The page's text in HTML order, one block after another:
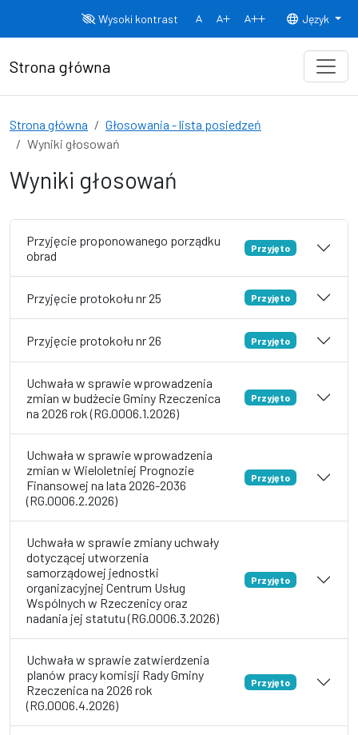
Wysoki kontrast
Normalny rozmiar czcionki
Rozmiar czcionki 150% Rozmiar
Język
Strona główna
Strona główna
Głosowania - lista posiedzeń
Wyniki głosowań
Wyniki głosowań
Przyjęcie proponowanego porządku
obrad
Przyjęto
Przyjęcie protokołu nr 25 Przyjęto
Przyjęcie protokołu nr 26 Przyjęto
Uchwała w sprawie wprowadzenia
zmian w budżecie Gminy Rzeczenica
na 2026 rok (RG.0006.1.2026)
Przyjęto
Uchwała w sprawie wprowadzenia
zmian w Wieloletniej Prognozie
Finansowej na lata 2026-2036
(RG.0006.2.2026)
Przyjęto
Uchwała w sprawie zmiany uchwały
dotyczącej utworzenia
samorządowej jednostki
organizacyjnej Centrum Usług
Wspólnych w Rzeczenicy oraz
nadania jej statutu (RG.0006.3.2026)
Przyjęto
Uchwała w sprawie zatwierdzenia
planów pracy komisji Rady Gminy
Rzeczenica na 2026 rok
(RG.0006.4.2026)
Przyjęto